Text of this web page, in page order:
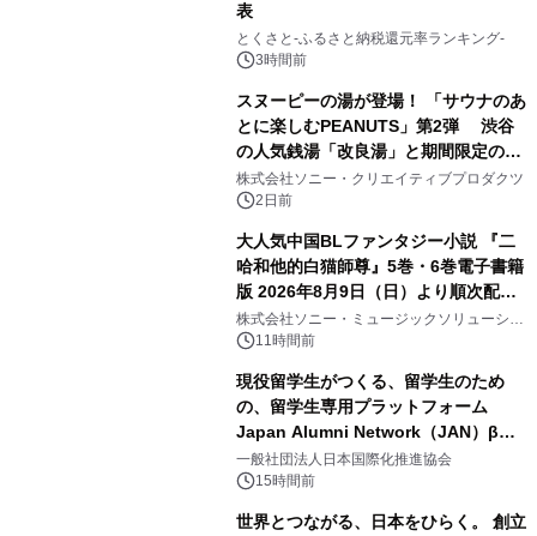
表
とくさと-ふるさと納税還元率ランキング-
3時間前
スヌーピーの湯が登場！ 「サウナのあ
とに楽しむPEANUTS」第2弾 渋谷
の人気銭湯「改良湯」と期間限定のコ
ラボレーション サウナイキタイコラ
ボグッズも発売決定！
株式会社ソニー・クリエイティブプロダクツ
2日前
大人気中国BLファンタジー小説 『二
哈和他的白猫師尊』5巻・6巻電子書籍
版 2026年8月9日（日）より順次配信
開始
株式会社ソニー・ミュージックソリューショ
ンズ11時間前
現役留学生がつくる、留学生のため
の、留学生専用プラットフォーム
Japan Alumni Network（JAN）β版
をリリース
一般社団法人日本国際化推進協会
15時間前
世界とつながる、日本をひらく。 創立